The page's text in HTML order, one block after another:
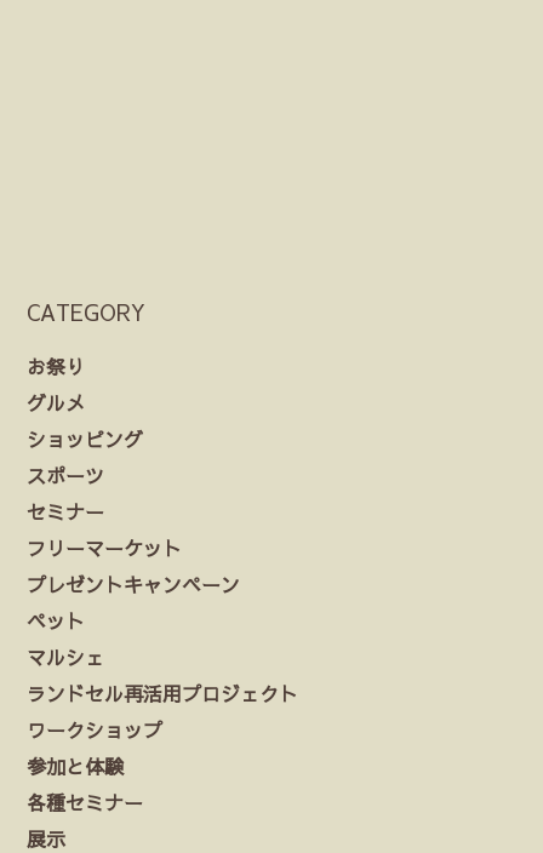
CATEGORY
お祭り
グルメ
ショッピング
スポーツ
セミナー
フリーマーケット
プレゼントキャンペーン
ペット
マルシェ
ランドセル再活用プロジェクト
ワークショップ
参加と体験
各種セミナー
展示